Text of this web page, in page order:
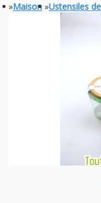
»Maison »Ustensiles